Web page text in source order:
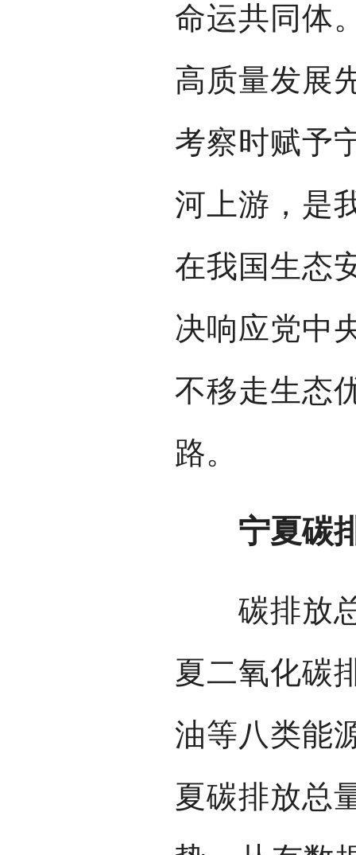
命运共同体
高质量发展
考察时赋予
河上游，是
在我国生态
决响应党中
不移走生态
路。
宁夏碳排
碳排放总
夏二氧化碳
油等八类能
夏碳排放总